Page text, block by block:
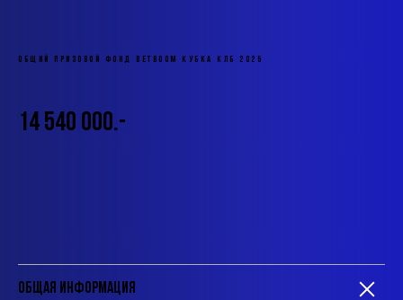
ОБЩИЙ ПРИЗОВОЙ ФОНД BETBOOM КУБКА КЛБ 2025
14 540 000.-
Общая информация